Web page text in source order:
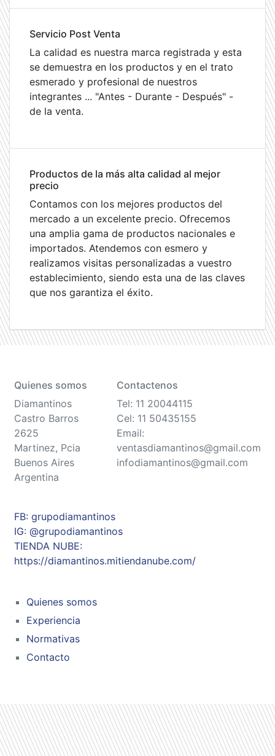
Servicio Post Venta
La calidad es nuestra marca registrada y esta
se demuestra en los productos y en el trato
esmerado y profesional de nuestros
integrantes ... "Antes - Durante - Después" -
de la venta.
Productos de la más alta calidad al mejor
precio
Contamos con los mejores productos del
mercado a un excelente precio. Ofrecemos
una amplia gama de productos nacionales e
importados. Atendemos con esmero y
realizamos visitas personalizadas a vuestro
establecimiento, siendo esta una de las claves
que nos garantiza el éxito.
Quienes somos
Diamantinos
Castro Barros
2625
Martinez, Pcia
Buenos Aires
Argentina
Contactenos
Tel: 11 20044115
Cel: 11 50435155
Email:
ventasdiamantinos@gmail.com
infodiamantinos@gmail.com
FB: grupodiamantinos
IG: @grupodiamantinos
TIENDA NUBE:
https://diamantinos.mitiendanube.com/
Quienes somos
Experiencia
Normativas
Contacto